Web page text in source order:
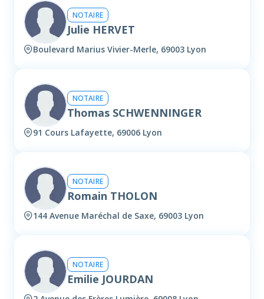
NOTAIRE
Julie HERVET
Boulevard Marius Vivier-Merle, 69003 Lyon
NOTAIRE
Thomas SCHWENNINGER
91 Cours Lafayette, 69006 Lyon
NOTAIRE
Romain THOLON
144 Avenue Maréchal de Saxe, 69003 Lyon
NOTAIRE
Emilie JOURDAN